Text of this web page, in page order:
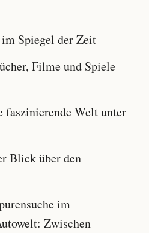
Spiegel der Zeit
Filme und Spiele
Welt unter
Blick über den
im
Zwischen